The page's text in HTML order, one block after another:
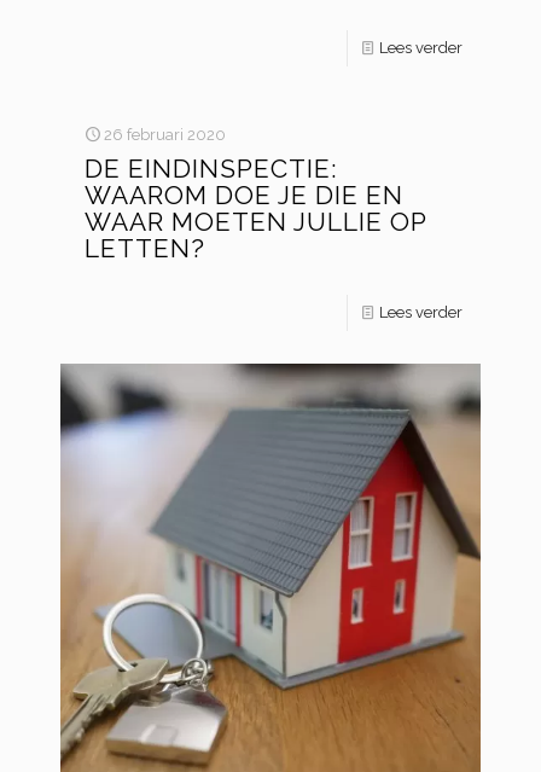
Lees verder
26 februari 2020
DE EINDINSPECTIE:
WAAROM DOE JE DIE EN
WAAR MOETEN JULLIE OP
LETTEN?
Lees verder